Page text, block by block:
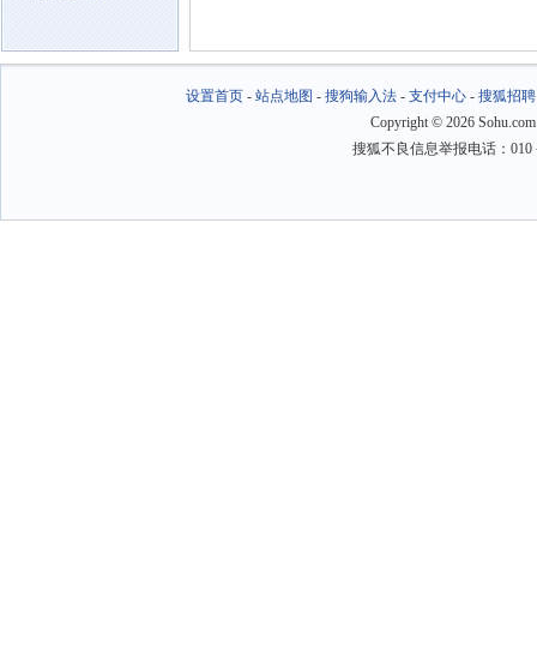
设置首页- 站点地图 - 搜狗输入法- 支付中心- 搜狐招聘
Copyright © 2026
搜狐不良信息举报电话：010